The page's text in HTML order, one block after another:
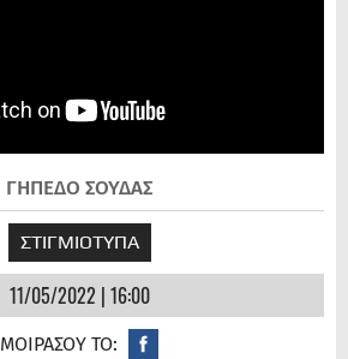
ΓΗΠΕΔΟ ΣΟΥΔΑΣ
ΣΤΙΓΜΙΟΤΥΠΑ
11/05/2022 | 16:00
ΜΟΙΡΑΣΟΥ ΤΟ: